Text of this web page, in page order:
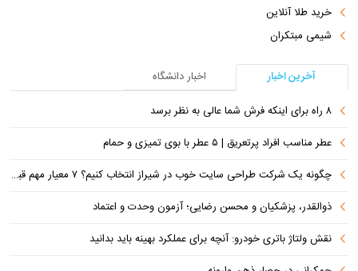
خرید طلا آنلاین
شیمی مبتکران
آخرین اخبار
اخبار دانشگاه
۸ راه برای اینکه فرش شما عالی به نظر برسد
عطر مناسب افراد پرتعریق | ۵ عطر با بوی تمیزی و حمام
چگونه یک شرکت طراحی سایت خوب در شیراز انتخاب کنیم؟ ۷ معیار مهم قبل از سفارش سایت
ذوالقدر، پزشکیان و محسن رضایی؛ آزمون وحدت و اعتماد
نقش ولتاژ باتری خودرو: آنچه برای عملکرد بهینه باید بدانید